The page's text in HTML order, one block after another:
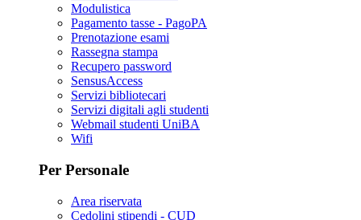
Modulistica
Pagamento tasse - PagoPA
Prenotazione esami
Rassegna stampa
Recupero password
SensusAccess
Servizi bibliotecari
Servizi digitali agli studenti
Webmail studenti UniBA
Wifi
Per Personale
Area riservata
Cedolini stipendi - CUD